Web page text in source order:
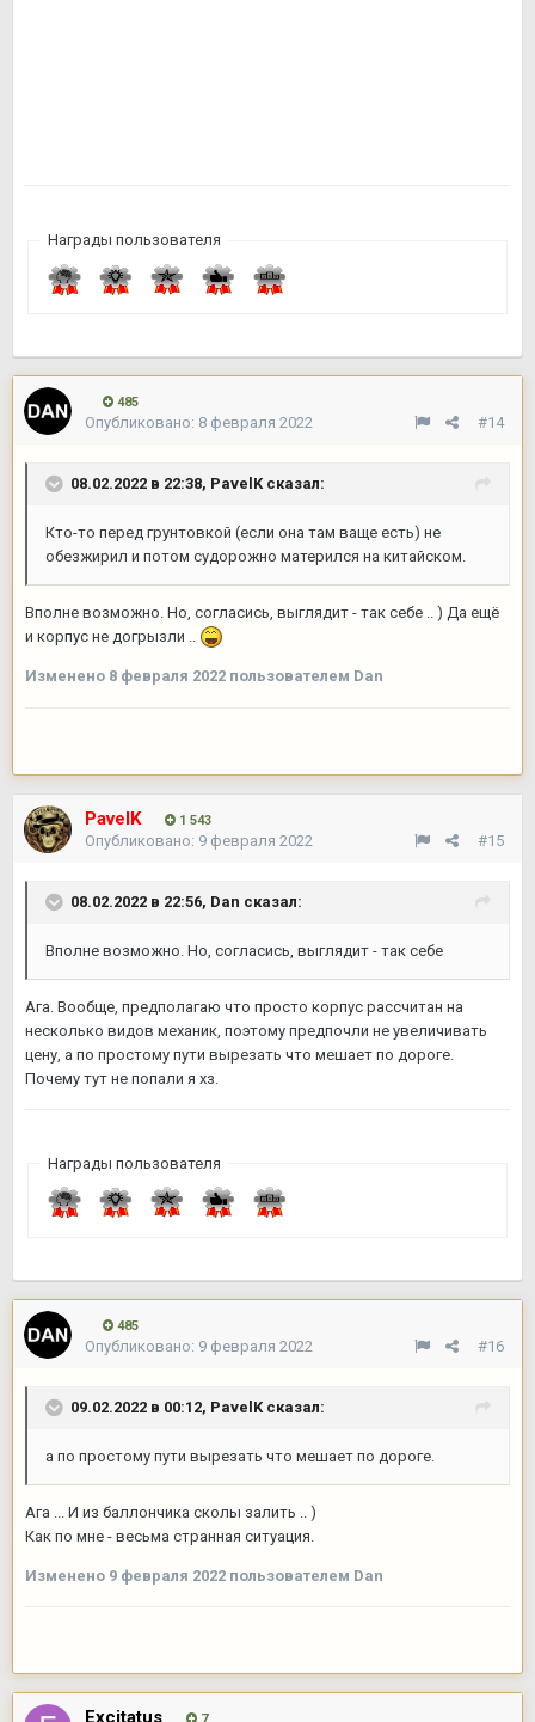
Награды пользователя
485
#14
Опубликовано: 8 февраля 2022
08.02.2022 в 22:38, PavelK сказал:
Кто-то перед грунтовкой (если она там ваще есть) не
обезжирил и потом судорожно матерился на китайском.
Вполне возможно. Но, согласись, выглядит - так себе .. ) Да ещё
и корпус не догрызли ..
Изменено 8 февраля 2022 пользователем Dan
PavelK 1 543
#15
Опубликовано: 9 февраля 2022
08.02.2022 в 22:56, Dan сказал:
Вполне возможно. Но, согласись, выглядит - так себе
Ага. Вообще, предполагаю что просто корпус рассчитан на
несколько видов механик, поэтому предпочли не увеличивать
цену, а по простому пути вырезать что мешает по дороге.
Почему тут не попали я хз.
Награды пользователя
485
#16
Опубликовано: 9 февраля 2022
09.02.2022 в 00:12, PavelK сказал:
а по простому пути вырезать что мешает по дороге.
Ага ... И из баллончика сколы залить .. )
Как по мне - весьма странная ситуация.
Изменено 9 февраля 2022 пользователем Dan
Excitatus 7